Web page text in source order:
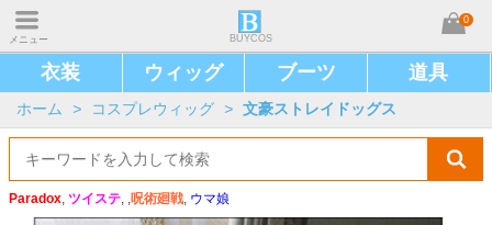
メニュー BUYCOS
0
衣装 ウィッグ ブーツ 道具
ホーム > コスプレウィッグ > 文豪ストレイドッグス
Paradox, ツイステ, ,呪術廻戦, ウマ娘